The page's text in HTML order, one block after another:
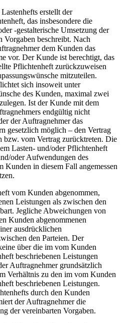
erstellt der
das insbesondere die
-gestalterische Umsetzung der
Vorgaben beschreibt. Nach
dem Kunden das
vor. Der Kunde ist berechtigt, das
Pflichtenheft zurückzuweisen
mitzuteilen.
sich insoweit unter
des Kunden, maximal zwei
Ist der Kunde mit dem
endgültig nicht
der Auftragnehmer das
gesetzlich möglich – den Vertrag
bzw. vom Vertrag zurücktreten. Die
Lasten- und/oder Pflichtenheft
oder Aufwendungen des
Kunden in diesem Fall angemessen
vom Kunden abgenommen,
Leistungen als zwischen den
Jegliche Abweichungen von
Kunden abgenommenen
ausdrücklichen
den Parteien. Der
über die im vom Kunden
beschriebenen Leistungen
Auftragnehmer grundsätzlich
Verhältnis zu den im vom Kunden
beschriebenen Leistungen.
durch den Kunden
der Auftragnehmer die
der vereinbarten Vorgaben.